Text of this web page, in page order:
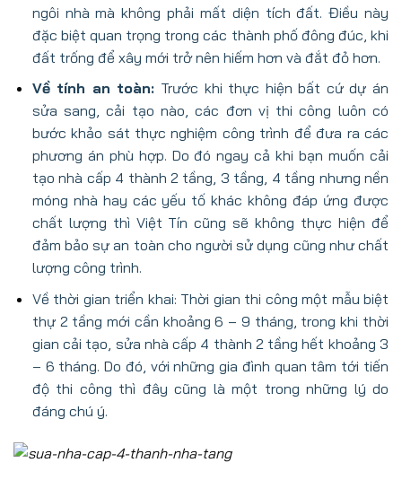
ngôi nhà mà không phải mất diện tích đất. Điều này
đặc biệt quan trọng trong các thành phố đông đúc, khi
đất trống để xây mới trở nên hiếm hơn và đắt đỏ hơn.
Về tính an toàn: Trước khi thực hiện bất cứ dự án
sửa sang, cải tạo nào, các đơn vị thi công luôn có
bước khảo sát thực nghiệm công trình để đưa ra các
phương án phù hợp. Do đó ngay cả khi bạn muốn cải
tạo nhà cấp 4 thành 2 tầng, 3 tầng, 4 tầng nhưng nền
móng nhà hay các yếu tố khác không đáp ứng được
chất lượng thì Việt Tín cũng sẽ không thực hiện để
đảm bảo sự an toàn cho người sử dụng cũng như chất
lượng công trình.
Về thời gian triển khai: Thời gian thi công một mẫu biệt
thự 2 tầng mới cần khoảng 6 – 9 tháng, trong khi thời
gian cải tạo, sửa nhà cấp 4 thành 2 tầng hết khoảng 3
– 6 tháng. Do đó, với những gia đình quan tâm tới tiến
độ thi công thì đây cũng là một trong những lý do
đáng chú ý.